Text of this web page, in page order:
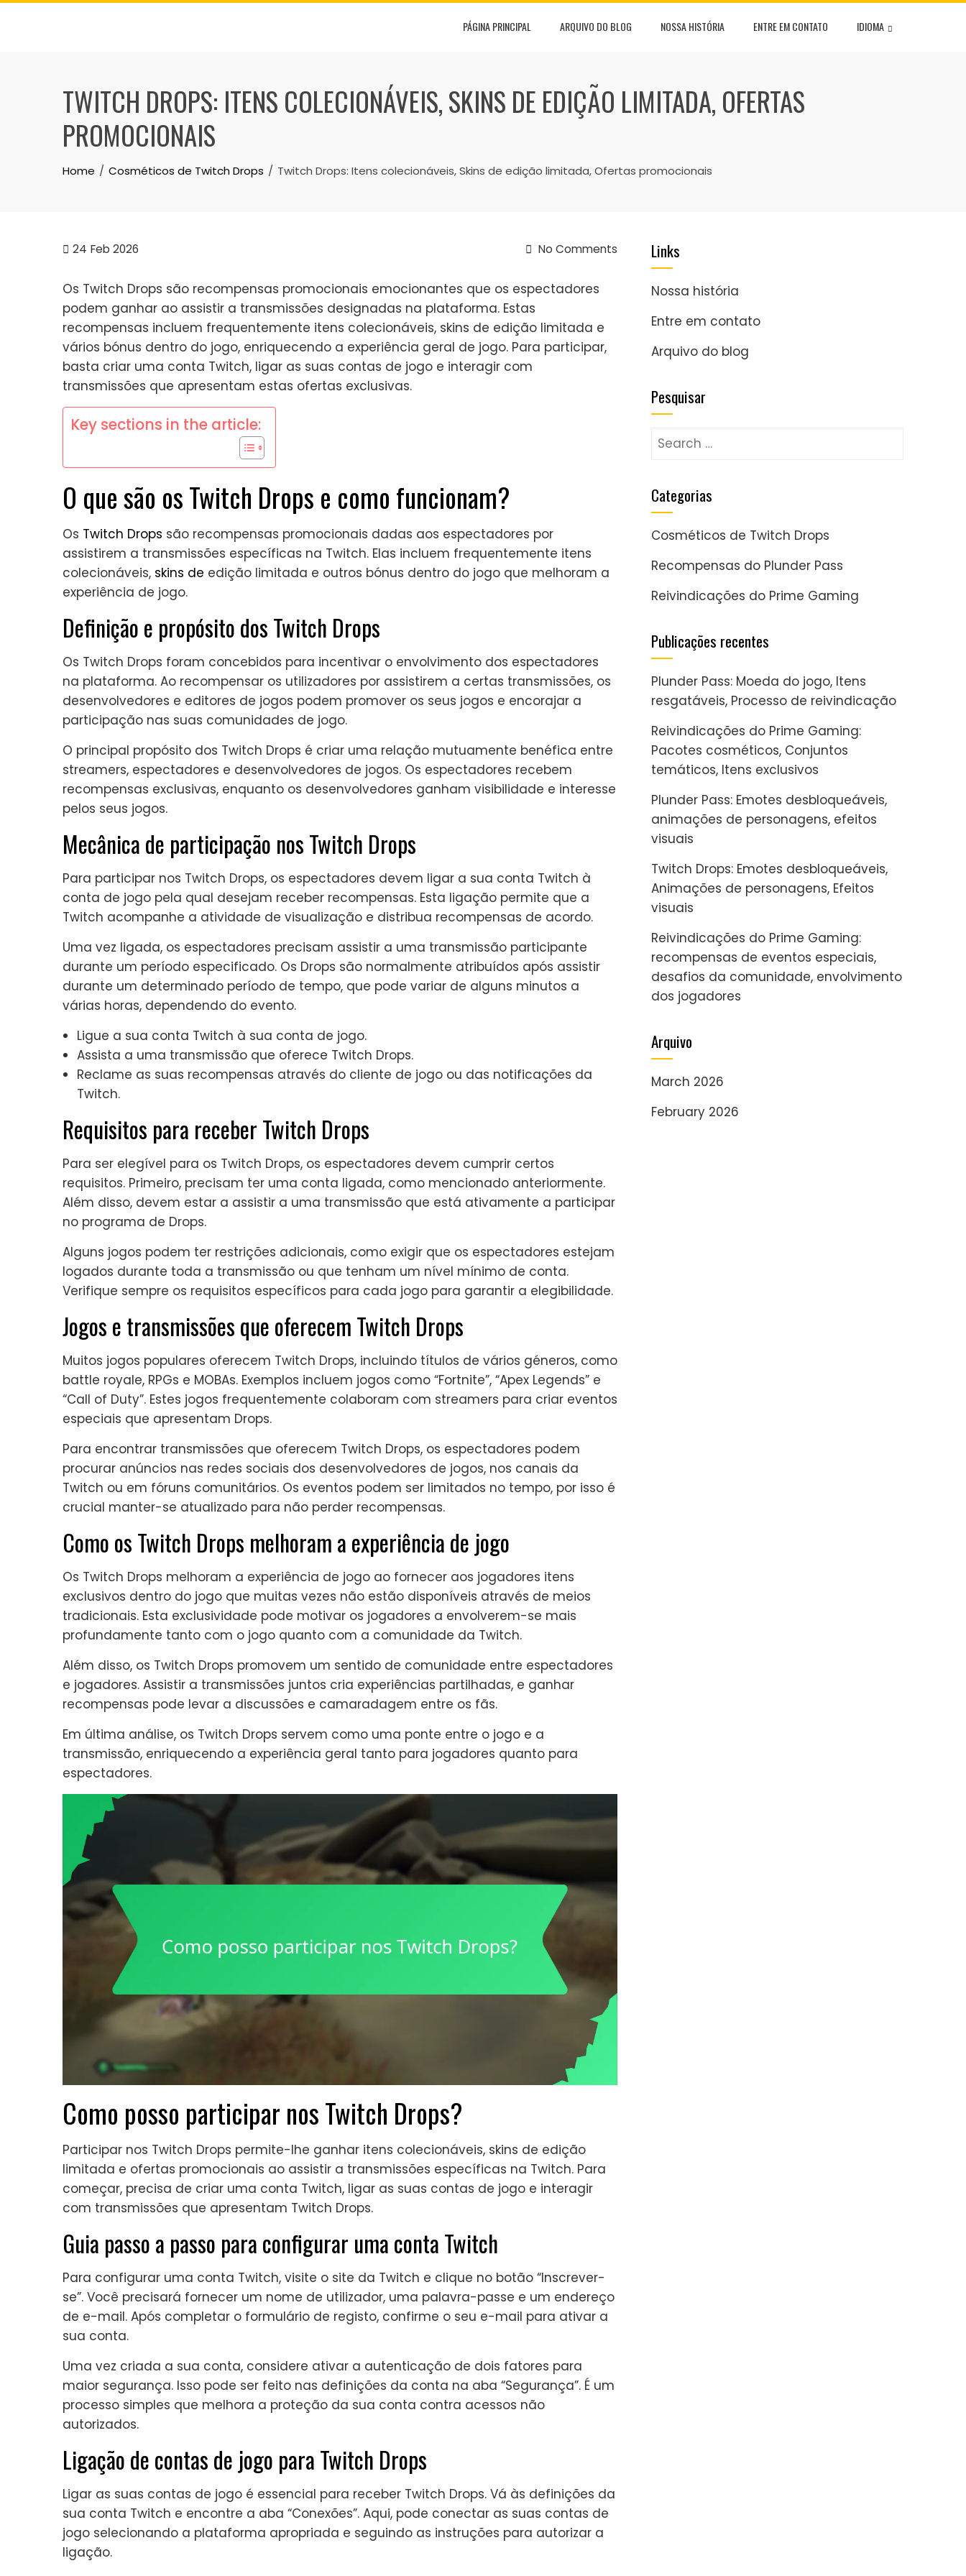
Skip
PÁGINA PRINCIPAL ARQUIVO DO BLOG NOSSA HISTÓRIA ENTRE EM CONTATO IDIOMA
TWITCH DROPS: ITENS COLECIONÁVEIS, SKINS DE EDIÇÃO LIMITADA, OFERTAS
PROMOCIONAIS
Home Cosméticos de Twitch Drops Twitch Drops: Itens colecionáveis, Skins de edição limitada, Ofertas promocionais
24 Feb 2026 No Comments
Os Twitch Drops são recompensas promocionais emocionantes que os espectadores
podem ganhar ao assistir a transmissões designadas na plataforma. Estas
recompensas incluem frequentemente itens colecionáveis, skins de edição limitada e
vários bónus dentro do jogo, enriquecendo a experiência geral de jogo. Para participar,
basta criar uma conta Twitch, ligar as suas contas de jogo e interagir com
transmissões que apresentam estas ofertas exclusivas.
Key sections in the article:
O que são os Twitch Drops e como funcionam?
Os Twitch Drops são recompensas promocionais dadas aos espectadores por
assistirem a transmissões específicas na Twitch. Elas incluem frequentemente itens
colecionáveis, skins de edição limitada e outros bónus dentro do jogo que melhoram a
experiência de jogo.
Definição e propósito dos Twitch Drops
Os Twitch Drops foram concebidos para incentivar o envolvimento dos espectadores
na plataforma. Ao recompensar os utilizadores por assistirem a certas transmissões, os
desenvolvedores e editores de jogos podem promover os seus jogos e encorajar a
participação nas suas comunidades de jogo.
O principal propósito dos Twitch Drops é criar uma relação mutuamente benéfica entre
streamers, espectadores e desenvolvedores de jogos. Os espectadores recebem
recompensas exclusivas, enquanto os desenvolvedores ganham visibilidade e interesse
pelos seus jogos.
Mecânica de participação nos Twitch Drops
Para participar nos Twitch Drops, os espectadores devem ligar a sua conta Twitch à
conta de jogo pela qual desejam receber recompensas. Esta ligação permite que a
Twitch acompanhe a atividade de visualização e distribua recompensas de acordo.
Uma vez ligada, os espectadores precisam assistir a uma transmissão participante
durante um período especificado. Os Drops são normalmente atribuídos após assistir
durante um determinado período de tempo, que pode variar de alguns minutos a
várias horas, dependendo do evento.
Ligue a sua conta Twitch à sua conta de jogo.
Assista a uma transmissão que oferece Twitch Drops.
Reclame as suas recompensas através do cliente de jogo ou das notificações da
Twitch.
Requisitos para receber Twitch Drops
Para ser elegível para os Twitch Drops, os espectadores devem cumprir certos
requisitos. Primeiro, precisam ter uma conta ligada, como mencionado anteriormente.
Além disso, devem estar a assistir a uma transmissão que está ativamente a participar
no programa de Drops.
Alguns jogos podem ter restrições adicionais, como exigir que os espectadores estejam
logados durante toda a transmissão ou que tenham um nível mínimo de conta.
Verifique sempre os requisitos específicos para cada jogo para garantir a elegibilidade.
Jogos e transmissões que oferecem Twitch Drops
Muitos jogos populares oferecem Twitch Drops, incluindo títulos de vários géneros, como
battle royale, RPGs e MOBAs. Exemplos incluem jogos como “Fortnite”, “Apex Legends” e
“Call of Duty”. Estes jogos frequentemente colaboram com streamers para criar eventos
especiais que apresentam Drops.
Para encontrar transmissões que oferecem Twitch Drops, os espectadores podem
procurar anúncios nas redes sociais dos desenvolvedores de jogos, nos canais da
Twitch ou em fóruns comunitários. Os eventos podem ser limitados no tempo, por isso é
crucial manter-se atualizado para não perder recompensas.
Como os Twitch Drops melhoram a experiência de jogo
Os Twitch Drops melhoram a experiência de jogo ao fornecer aos jogadores itens
exclusivos dentro do jogo que muitas vezes não estão disponíveis através de meios
tradicionais. Esta exclusividade pode motivar os jogadores a envolverem-se mais
profundamente tanto com o jogo quanto com a comunidade da Twitch.
Além disso, os Twitch Drops promovem um sentido de comunidade entre espectadores
e jogadores. Assistir a transmissões juntos cria experiências partilhadas, e ganhar
recompensas pode levar a discussões e camaradagem entre os fãs.
Em última análise, os Twitch Drops servem como uma ponte entre o jogo e a
transmissão, enriquecendo a experiência geral tanto para jogadores quanto para
espectadores.
Como posso participar nos Twitch Drops?
Participar nos Twitch Drops permite-lhe ganhar itens colecionáveis, skins de edição
limitada e ofertas promocionais ao assistir a transmissões específicas na Twitch. Para
começar, precisa de criar uma conta Twitch, ligar as suas contas de jogo e interagir
com transmissões que apresentam Twitch Drops.
Guia passo a passo para configurar uma conta Twitch
Para configurar uma conta Twitch, visite o site da Twitch e clique no botão “Inscrever-
se”. Você precisará fornecer um nome de utilizador, uma palavra-passe e um endereço
de e-mail. Após completar o formulário de registo, confirme o seu e-mail para ativar a
sua conta.
Uma vez criada a sua conta, considere ativar a autenticação de dois fatores para
maior segurança. Isso pode ser feito nas definições da conta na aba “Segurança”. É um
processo simples que melhora a proteção da sua conta contra acessos não
autorizados.
Ligação de contas de jogo para Twitch Drops
Ligar as suas contas de jogo é essencial para receber Twitch Drops. Vá às definições da
sua conta Twitch e encontre a aba “Conexões”. Aqui, pode conectar as suas contas de
jogo selecionando a plataforma apropriada e seguindo as instruções para autorizar a
ligação.
Links
Nossa história
Entre em contato
Arquivo do blog
Pesquisar
Search
Categorias
Cosméticos de Twitch Drops
Recompensas do Plunder Pass
Reivindicações do Prime Gaming
Publicações recentes
Plunder Pass: Moeda do jogo, Itens
resgatáveis, Processo de reivindicação
Reivindicações do Prime Gaming:
Pacotes cosméticos, Conjuntos
temáticos, Itens exclusivos
Plunder Pass: Emotes desbloqueáveis,
animações de personagens, efeitos
visuais
Twitch Drops: Emotes desbloqueáveis,
Animações de personagens, Efeitos
visuais
Reivindicações do Prime Gaming:
recompensas de eventos especiais,
desafios da comunidade, envolvimento
dos jogadores
Arquivo
March 2026
February 2026